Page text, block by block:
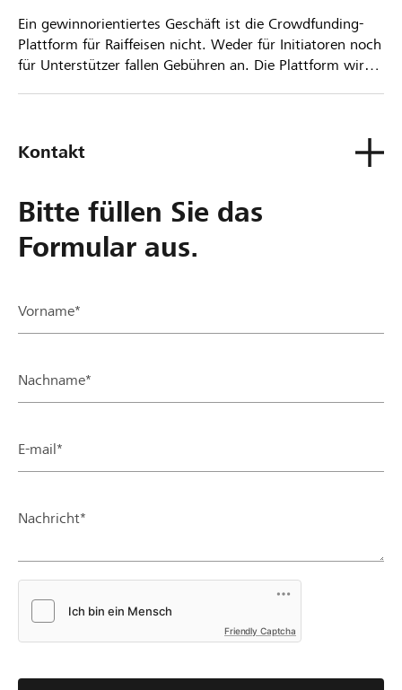
Ein gewinnorientiertes Geschäft ist die Crowdfunding-
Plattform für Raiffeisen nicht. Weder für Initiatoren noch
für Unterstützer fallen Gebühren an. Die Plattform wird
Kontakt
Bitte füllen Sie das
Formular aus.
Vorname*
Nachname*
E-mail*
Nachricht*
Friendly Captcha